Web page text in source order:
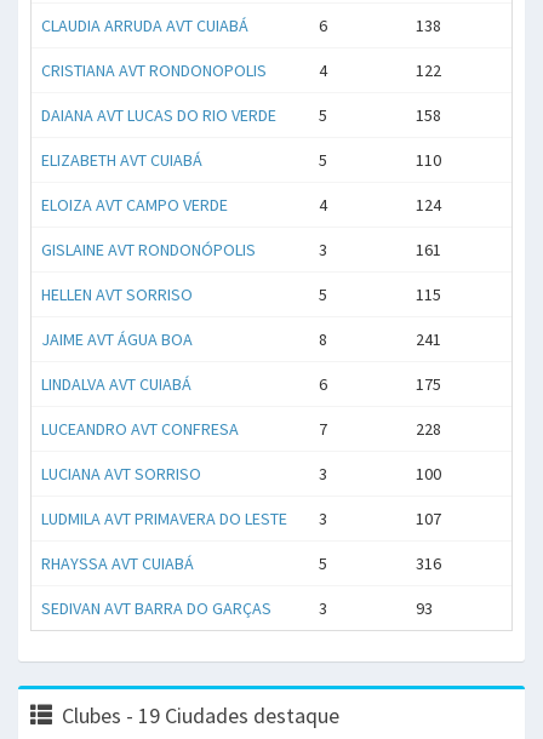
CLAUDIA ARRUDA AVT CUIABÁ 6 138
CRISTIANA AVT RONDONOPOLIS 4 122
DAIANA AVT LUCAS DO RIO VERDE 5 158
ELIZABETH AVT CUIABÁ 5 110
ELOIZA AVT CAMPO VERDE 4 124
GISLAINE AVT RONDONÓPOLIS 3 161
HELLEN AVT SORRISO 5 115
JAIME AVT ÁGUA BOA 8 241
LINDALVA AVT CUIABÁ 6 175
LUCEANDRO AVT CONFRESA 7 228
LUCIANA AVT SORRISO 3 100
LUDMILA AVT PRIMAVERA DO LESTE 3 107
RHAYSSA AVT CUIABÁ 5 316
SEDIVAN AVT BARRA DO GARÇAS 3 93
Clubes - 19 Ciudades destaque